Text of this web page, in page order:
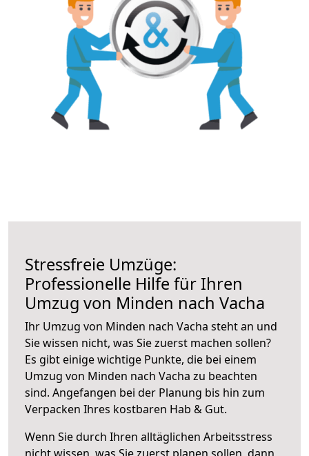
Stressfreie Umzüge:
Professionelle Hilfe für Ihren
Umzug von Minden nach Vacha
Ihr Umzug von Minden nach Vacha steht an und
Sie wissen nicht, was Sie zuerst machen sollen?
Es gibt einige wichtige Punkte, die bei einem
Umzug von Minden nach Vacha zu beachten
sind. Angefangen bei der Planung bis hin zum
Verpacken Ihres kostbaren Hab & Gut.
Wenn Sie durch Ihren alltäglichen Arbeitsstress